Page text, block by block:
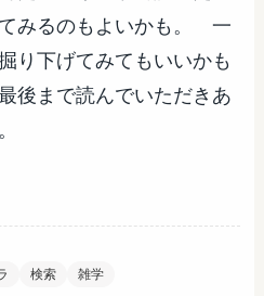
みるのもよいかも。 一
り下げてみてもいいかも
後まで読んでいただきあ
検索 雑学